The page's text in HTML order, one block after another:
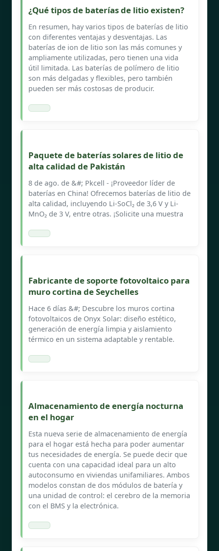
¿Qué tipos de baterías de litio existen?
En resumen, hay varios tipos de baterías de litio
con diferentes ventajas y desventajas. Las
baterías de ion de litio son las más comunes y
ampliamente utilizadas, pero tienen una vida
útil limitada. Las baterías de polímero de litio
son más delgadas y flexibles, pero también
pueden ser más costosas de producir.
Paquete de baterías solares de litio de
alta calidad de Pakistán
8 de ago. de &#; Pkcell - ¡Proveedor líder de
baterías en China! Ofrecemos baterías de litio de
alta calidad, incluyendo Li-SoCl₂ de 3,6 V y Li-
MnO₂ de 3 V, entre otras. ¡Solicite una muestra
Fabricante de soporte fotovoltaico para
muro cortina de Seychelles
Hace 6 días &#; Descubre los muros cortina
fotovoltaicos de Onyx Solar: diseño estético,
generación de energía limpia y aislamiento
térmico en un sistema adaptable y rentable.
Almacenamiento de energía nocturna
en el hogar
Esta nueva serie de almacenamiento de energía
para el hogar está hecha para poder aumentar
tus necesidades de energía. Se puede decir que
cuenta con una capacidad ideal para un alto
autoconsumo en viviendas unifamiliares. Ambos
modelos constan de dos módulos de batería y
una unidad de control: el cerebro de la memoria
con el BMS y la electrónica.